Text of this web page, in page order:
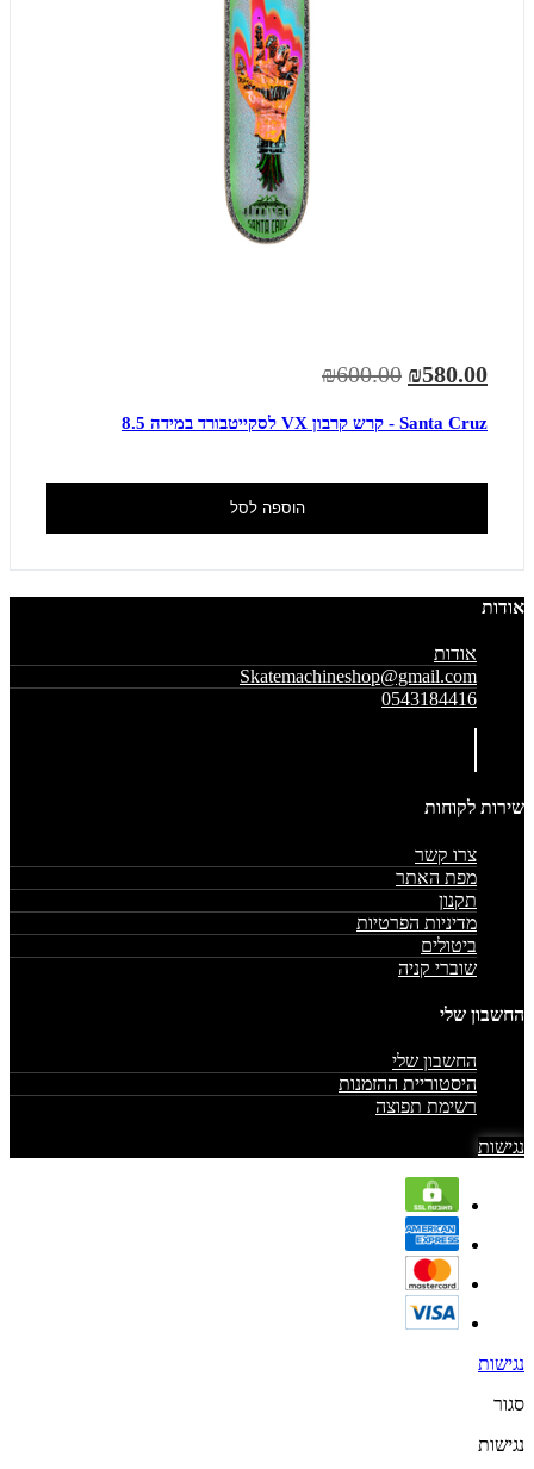
₪580.00
₪600.00
Santa Cruz - קרש קרבון VX לסקייטבורד במידה 8.5
הוספה לסל
אודות
אודות
Skatemachineshop@gmail.com
0543184416
שירות לקוחות
צרו קשר
מפת האתר
תקנון
מדיניות הפרטיות
ביטולים
שוברי קניה
החשבון שלי
החשבון שלי
היסטוריית ההזמנות
רשימת תפוצה
נגישות
נגישות
סגור
נגישות